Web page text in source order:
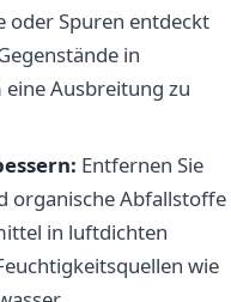
oder Spuren entdeckt
in
Ausbreitung zu
Entfernen Sie
organische Abfallstoffe
in luftdichten
wie